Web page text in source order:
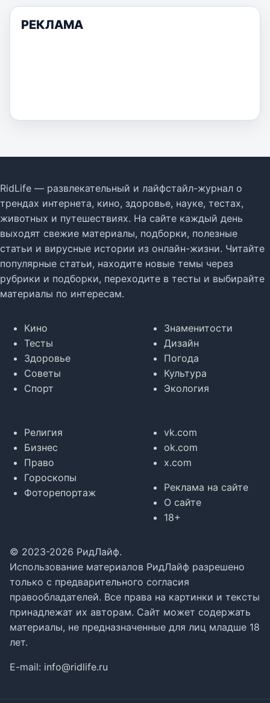
РЕКЛАМА
RidLife — развлекательный и лайфстайл-журнал о
трендах интернета, кино, здоровье, науке, тестах,
животных и путешествиях. На сайте каждый день
выходят свежие материалы, подборки, полезные
статьи и вирусные истории из онлайн-жизни. Читайте
популярные статьи, находите новые темы через
рубрики и подборки, переходите в тесты и выбирайте
материалы по интересам.
Кино
Тесты
Здоровье
Советы
Спорт
Знаменитости
Дизайн
Погода
Культура
Экология
Религия
Бизнес
Право
Гороскопы
Фоторепортаж
vk.com
ok.com
x.com
Реклама на сайте
О сайте
18+
© 2023-2026 РидЛайф.
Использование материалов РидЛайф разрешено
только с предварительного согласия
правообладателей. Все права на картинки и тексты
принадлежат их авторам. Сайт может содержать
материалы, не предназначенные для лиц младше 18
лет.
E-mail: info@ridlife.ru